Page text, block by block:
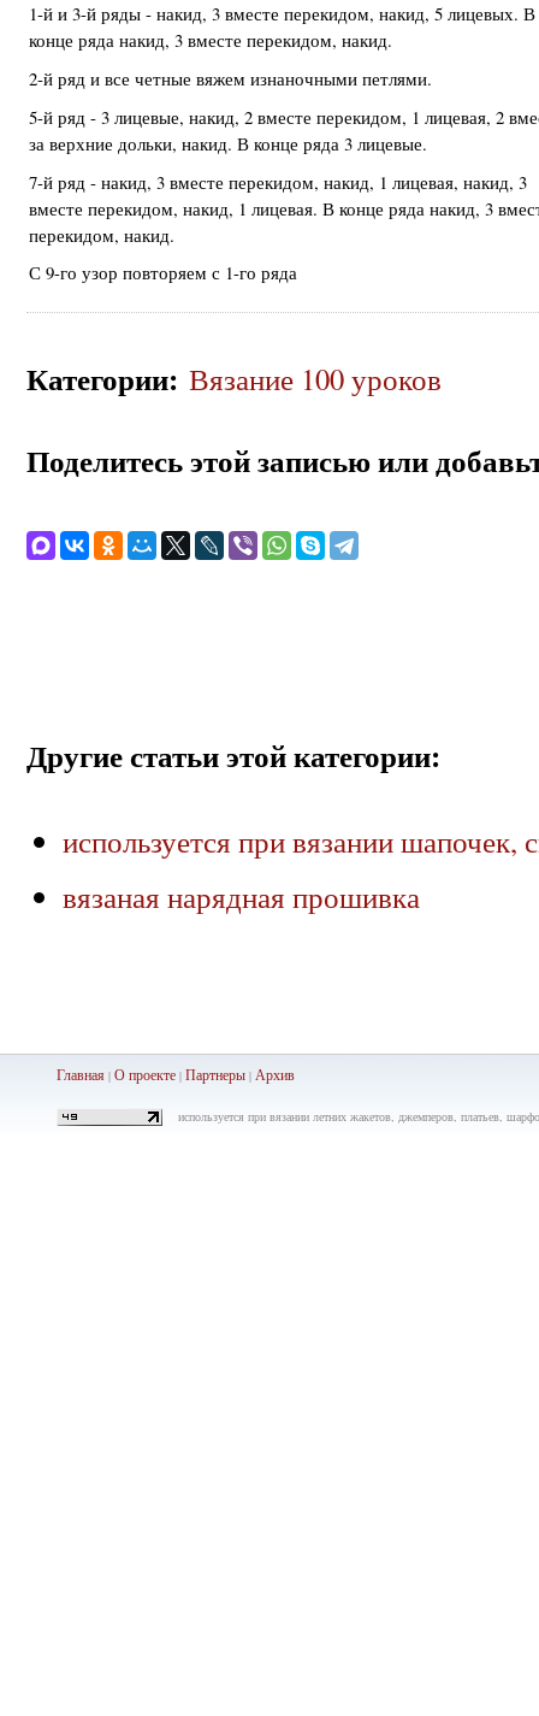
1-й и 3-й ряды - накид, 3 вместе перекидом, накид, 5 лицевых. В
конце ряда накид, 3 вместе перекидом, накид.
2-й ряд и все четные вяжем изнаночными петлями.
5-й ряд - 3 лицевые, накид, 2 вместе перекидом, 1 лицевая, 2
за верхние дольки, накид. В конце ряда 3 лицевые.
7-й ряд - накид, 3 вместе перекидом, накид, 1 лицевая, накид, 3
вместе перекидом, накид, 1 лицевая. В конце ряда накид, 3
перекидом, накид.
С 9-го узор повторяем с 1-го ряда
Категории: Вязание 100 уроков
Поделитесь этой записью или
Другие статьи этой категории:
используется при вязании шапочек,
вязаная нарядная прошивка
Главная| О проекте| Партнеры| Архив
используется при вязании летних жакетов, джемперов, платьев,